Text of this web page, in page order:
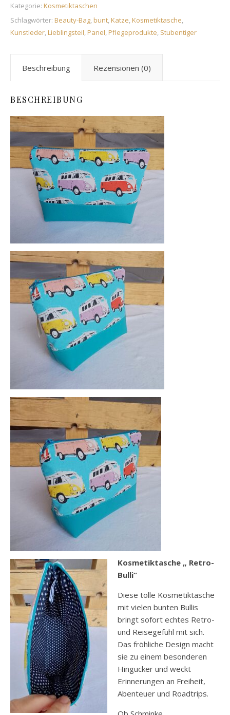
Kategorie: Kosmetiktaschen
Schlagwörter: Beauty-Bag bunt Katze Kosmetiktasche
Kunstleder Lieblingsteil Panel Pflegeprodukte Stubentiger
Beschreibung Rezensionen (0)
BESCHREIBUNG
Kosmetiktasche „ Retro-
Bulli“
Diese tolle Kosmetiktasche
mit vielen bunten Bullis
bringt sofort echtes Retro-
und Reisegefühl mit sich.
Das fröhliche Design macht
sie zu einem besonderen
Hingucker und weckt
Erinnerungen an Freiheit,
Abenteuer und Roadtrips.